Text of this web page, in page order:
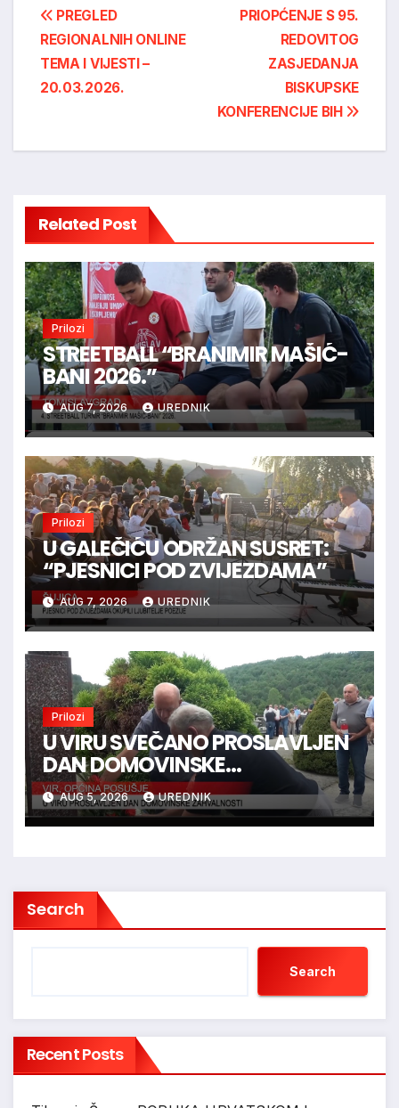
Post
navigation
PRIOPĆENJE S 95.
REDOVITOG
ZASJEDANJA
BISKUPSKE
KONFERENCIJE BIH
PREGLED
REGIONALNIH ONLINE
TEMA I VIJESTI –
20.03.2026.
Related Post
Prilozi
STREETBALL “BRANIMIR MAŠIĆ-
BANI 2026.”
AUG 7, 2026 UREDNIK
Prilozi
U GALEČIĆU ODRŽAN SUSRET:
“PJESNICI POD ZVIJEZDAMA”
AUG 7, 2026 UREDNIK
Prilozi
U VIRU SVEČANO PROSLAVLJEN
DAN DOMOVINSKE
ZAHVALNOSTI
AUG 5, 2026 UREDNIK
Search
Search
Recent Posts